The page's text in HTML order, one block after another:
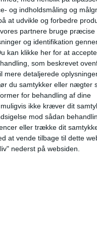
og indholdsmåling og
at udvikle og forbedre
partnere bruge præcise
og identifikation
kan klikke her for at
som beskrevet
mere detaljerede
du samtykker eller nægter
for behandling af dine
ikke kræver dit
mod sådan
eller trække dit
at vende tilbage til dette
nederst på websiden.
Tryg. Partnerskapet
innebär att
Sverige, Danmark
Norge kan tjäna
Eurobonus-poäng
utvalda
Trygg-Hansa och